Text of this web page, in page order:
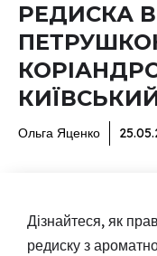
РЕДИСКА
Ольга Яценко
Дізнайтеся, як
редиску з